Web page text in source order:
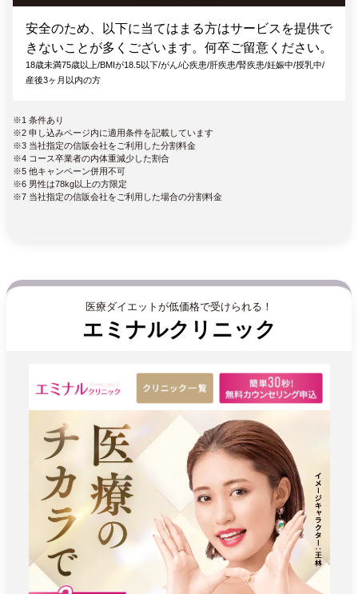
安全のため、以下に当てはまる方はサービスを提供で
きないことが多くございます。何卒ご留意ください。
18歳未満75歳以上/BMIが18.5以下/がん/心疾患/肝疾患/腎疾患/妊娠中/授乳中/
産後3ヶ月以内の方
※1 条件あり
※2 申し込みページ内に適用条件を記載しています
※3 当社指定の信販会社をご利用した分割料金
※4 コース卒業者の内体重減少した割合
※5 他キャンペーン併用不可
※6 男性は78kg以上の方限定
※7 当社指定の信販会社をご利用した場合の分割料金
医療ダイエットが低価格で受けられる！
エミナルクリニック